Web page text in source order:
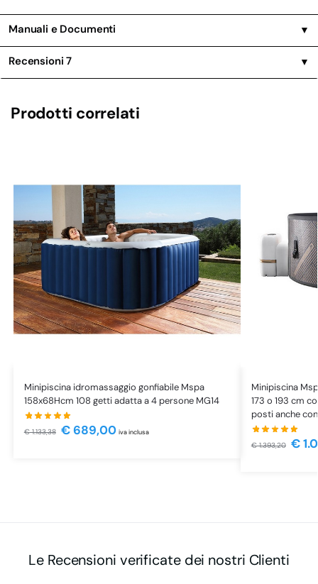
Manuali e Documenti ▼
Recensioni7 ▼
Prodotti correlati
Minipiscina idromassaggio gonfiabile Mspa
158x68Hcm 108 getti adatta a 4 persone MG14
€1.133,38 €689,00 iva inclusa
Minipiscina
173 o 193 cm
posti anche
€1.393,20 €
Le Recensioni verificate dei nostri Clienti